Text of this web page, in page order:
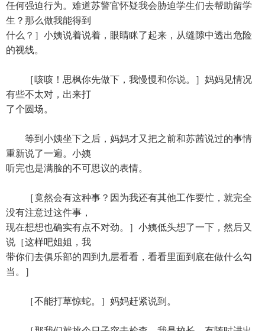
任何强迫行为。难道苏警官怀疑我会胁迫学生们去帮助留学
生？那么做我能得到
什么？］小姨说着说着，眼睛眯了起来，从缝隙中透出危险
的视线。
［咳咳！思枫你先做下，我慢慢和你说。］妈妈见情况
有些不太对，出来打
了个圆场。
等到小姨坐下之后，妈妈才又把之前和苏茜说过的事情
重新说了一遍。小姨
听完也是满脸的不可思议的表情。
［竟然会有这种事？因为我还有其他工作要忙，就完全
没有注意过这件事，
现在想想也确实有点不对劲。］小姨低头想了一下，然后又
说［这样吧姐姐，我
带你们去俱乐部的四到九层看看，看看里面到底在做什么勾
当。］
［不能打草惊蛇。］妈妈赶紧说到。